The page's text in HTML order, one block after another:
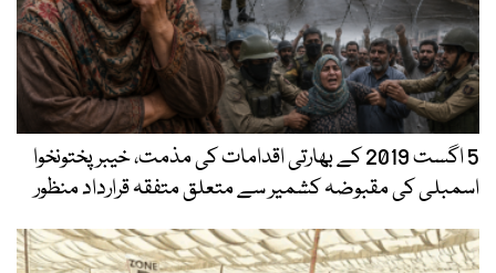
5 اگست 2019 کے بھارتی اقدامات کی مذمت، خیبرپختونخوا
اسمبلی کی مقبوضہ کشمیر سے متعلق متفقہ قرارداد منظور